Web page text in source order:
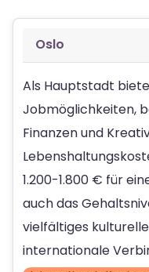
Oslo
Als Hauptstadt
Jobmöglichkeiten,
Finanzen und
1.200-1.800 € für
auch das
vielfältiges
internationale